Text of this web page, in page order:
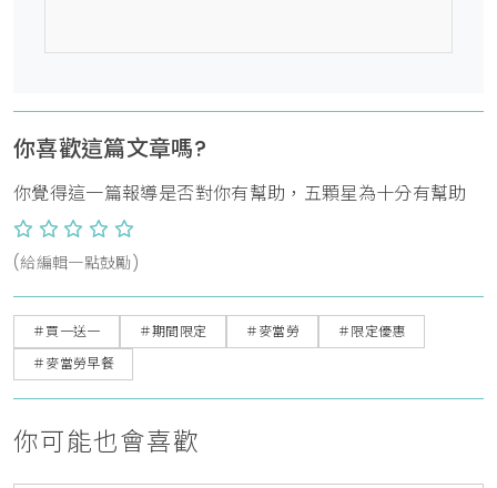
你喜歡這篇文章嗎?
你覺得這一篇報導是否對你有幫助，五顆星為十分有幫助
(給編輯一點鼓勵)
＃買一送一 ＃期間限定 ＃麥當勞
＃限定優惠
＃麥當勞早餐
你可能也會喜歡